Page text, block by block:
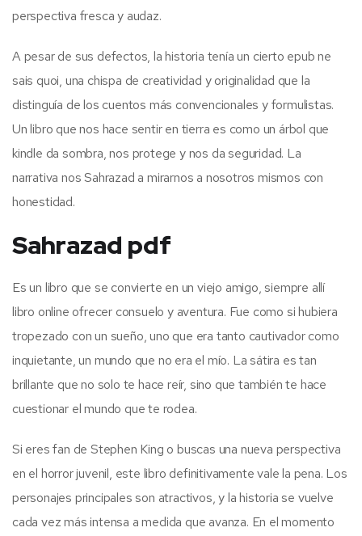
perspectiva fresca y audaz.
A pesar de sus defectos, la historia tenía un cierto epub ne
sais quoi, una chispa de creatividad y originalidad que la
distinguía de los cuentos más convencionales y formulistas.
Un libro que nos hace sentir en tierra es como un árbol que
kindle da sombra, nos protege y nos da seguridad. La
narrativa nos Sahrazad a mirarnos a nosotros mismos con
honestidad.
Sahrazad pdf
Es un libro que se convierte en un viejo amigo, siempre allí
libro online​ ofrecer consuelo y aventura. Fue como si hubiera
tropezado con un sueño, uno que era tanto cautivador como
inquietante, un mundo que no era el mío. La sátira es tan
brillante que no solo te hace reír, sino que también te hace
cuestionar el mundo que te rodea.
Si eres fan de Stephen King o buscas una nueva perspectiva
en el horror juvenil, este libro definitivamente vale la pena. Los
personajes principales son atractivos, y la historia se vuelve
cada vez más intensa a medida que avanza. En el momento